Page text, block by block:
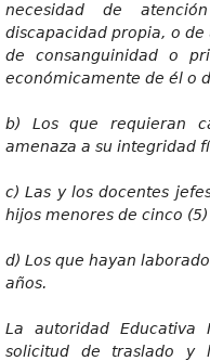
necesidad de
discapacidad propia, o
de consanguinidad o
económicamente de él o
b) Los que requieran
amenaza a su integridad
c) Las y los docentes
hijos menores de cinco (5)
d) Los que hayan
años.
L a autoridad Educativa
solicitud de traslado y